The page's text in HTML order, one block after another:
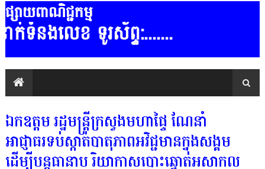
ផ្សាយពាណិជ្ជកម្ម
ងលេខ ទូរស័ព្ទ:.......
ឯកឧត្តម រដ្ឋមន្ត្រីក្រសួងមហាផ្ទៃ ណែនាំ
អាជ្ញាធរទប់ស្កាត់បាតុភាពអវិជ្ជមានក្នុងសង្គម
ដើម្បីបន្តធានាប រិយាកាសបោះឆ្នោតអសាកល